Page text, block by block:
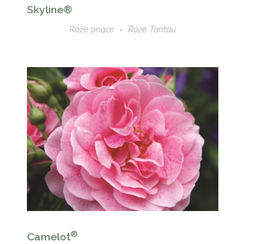
Skyline®
Róże pnące Róże Tantau
Camelot®